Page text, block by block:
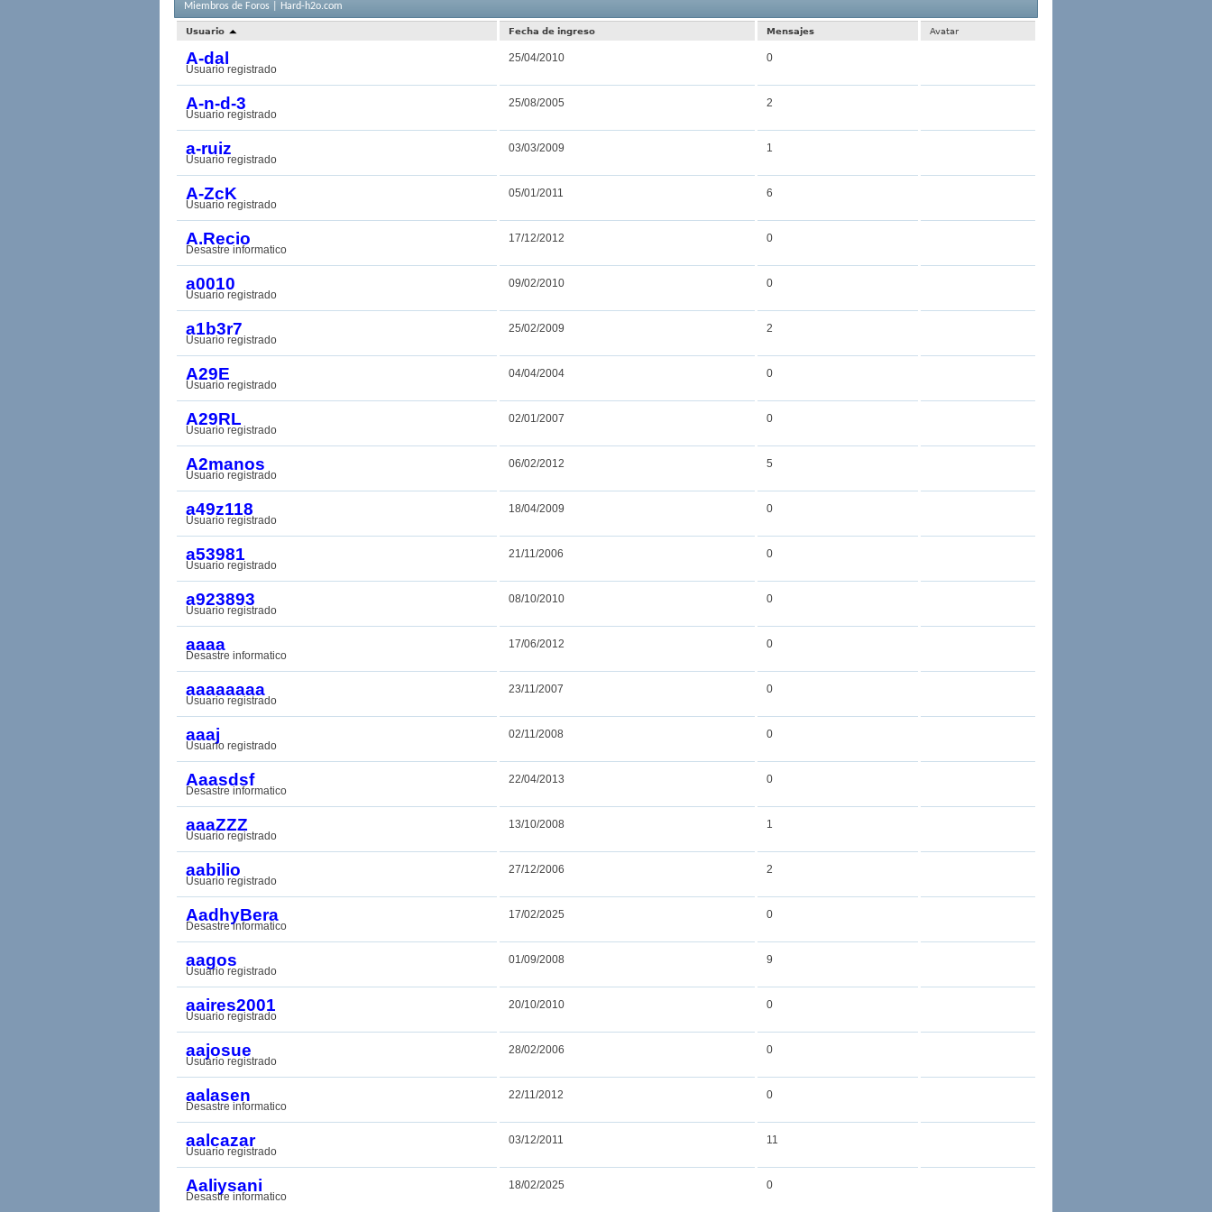
Miembros de Foros | Hard-h2o.com
Usuario Fecha de ingreso Mensajes Avatar
A-dal
Usuario registrado
25/04/2010 0
A-n-d-3
Usuario registrado
25/08/2005 2
a-ruiz
Usuario registrado
03/03/2009 1
A-ZcK
Usuario registrado
05/01/2011 6
A.Recio
Desastre informatico
17/12/2012 0
a0010
Usuario registrado
09/02/2010 0
a1b3r7
Usuario registrado
25/02/2009 2
A29E
Usuario registrado
04/04/2004 0
A29RL
Usuario registrado
02/01/2007 0
A2manos
Usuario registrado
06/02/2012 5
a49z118
Usuario registrado
18/04/2009 0
a53981
Usuario registrado
21/11/2006 0
a923893
Usuario registrado
08/10/2010 0
aaaa
Desastre informatico
17/06/2012 0
aaaaaaaa
Usuario registrado
23/11/2007 0
aaaj
Usuario registrado
02/11/2008 0
Aaasdsf
Desastre informatico
22/04/2013 0
aaaZZZ
Usuario registrado
13/10/2008 1
aabilio
Usuario registrado
27/12/2006 2
AadhyBera
Desastre informatico
17/02/2025 0
aagos
Usuario registrado
01/09/2008 9
aaires2001
Usuario registrado
20/10/2010 0
aajosue
Usuario registrado
28/02/2006 0
aalasen
Desastre informatico
22/11/2012 0
aalcazar
Usuario registrado
03/12/2011 11
Aaliysani
Desastre informatico
18/02/2025 0